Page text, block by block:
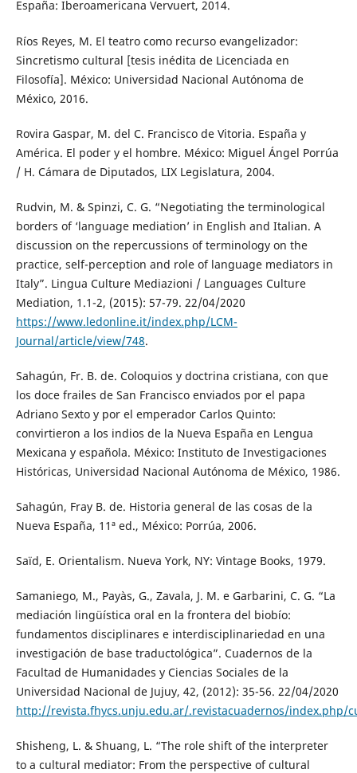
España: Iberoamericana Vervuert, 2014.
Ríos Reyes, M. El teatro como recurso evangelizador:
Sincretismo cultural [tesis inédita de Licenciada en
Filosofía]. México: Universidad Nacional Autónoma de
México, 2016.
Rovira Gaspar, M. del C. Francisco de Vitoria. España y
América. El poder y el hombre. México: Miguel Ángel Porrúa
/ H. Cámara de Diputados, LIX Legislatura, 2004.
Rudvin, M. & Spinzi, C. G. “Negotiating the terminological
borders of ‘language mediation’ in English and Italian. A
discussion on the repercussions of terminology on the
practice, self-perception and role of language mediators in
Italy”. Lingua Culture Mediazioni / Languages Culture
Mediation, 1.1-2, (2015): 57-79. 22/04/2020
https://www.ledonline.it/index.php/LCM-
Journal/article/view/748.
Sahagún, Fr. B. de. Coloquios y doctrina cristiana, con que
los doce frailes de San Francisco enviados por el papa
Adriano Sexto y por el emperador Carlos Quinto:
convirtieron a los indios de la Nueva España en Lengua
Mexicana y española. México: Instituto de Investigaciones
Históricas, Universidad Nacional Autónoma de México, 1986.
Sahagún, Fray B. de. Historia general de las cosas de la
Nueva España, 11ª ed., México: Porrúa, 2006.
Saïd, E. Orientalism. Nueva York, NY: Vintage Books, 1979.
Samaniego, M., Payàs, G., Zavala, J. M. e Garbarini, C. G. “La
mediación lingüística oral en la frontera del biobío:
fundamentos disciplinares e interdisciplinariedad en una
investigación de base traductológica”. Cuadernos de la
Facultad de Humanidades y Ciencias Sociales de la
Universidad Nacional de Jujuy, 42, (2012): 35-56. 22/04/2020
http://revista.fhycs.unju.edu.ar/.revistacuadernos/index.php/
Shisheng, L. & Shuang, L. “The role shift of the interpreter
to a cultural mediator: From the perspective of cultural